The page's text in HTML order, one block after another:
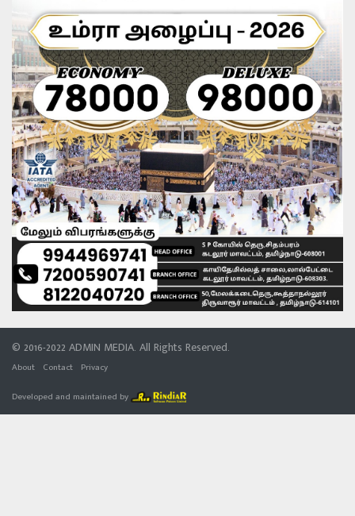
© 2016-2022 ADMIN MEDIA. All Rights Reserved.
About Contact Privacy
Developed and maintained by